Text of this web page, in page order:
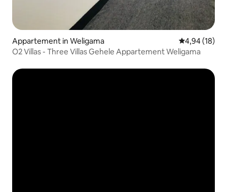
Appartement in Weligama Gemiddelde
4,94 (18)
O2 Villas - Three Villas Gehele Appartement Weligama